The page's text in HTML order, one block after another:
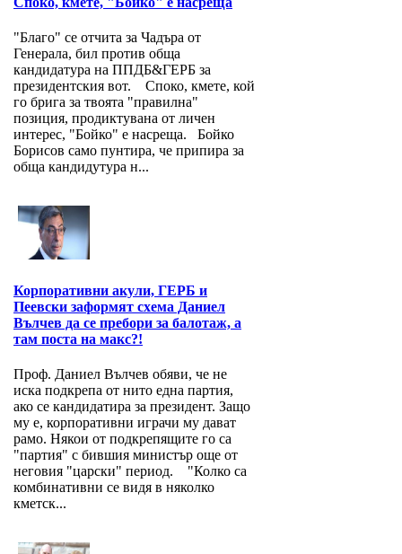
"Благо" се отчита за Чадъра от
Генерала, бил против обща
кандидатура на ППДБ&ГЕРБ за
президентския вот. Споко, кмете, кой
го брига за твоята "правилна"
позиция, продиктувана от личен
интерес, "Бойко" е насреща. Бойко
Борисов само пунтира, че припира за
обща кандидутура н...
Корпоративни акули, ГЕРБ и
Пеевски заформят схема Даниел
Вълчев да се пребори за балотаж, а
там поста на макс?!
Проф. Даниел Вълчев обяви, че не
иска подкрепа от нито една партия,
ако се кандидатира за президент. Защо
му е, корпоративни играчи му дават
рамо. Някои от подкрепящите го са
"партия" с бившия министър още от
неговия "царски" период. "Колко са
комбинативни се видя в няколко
кметск...